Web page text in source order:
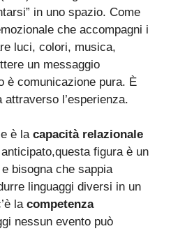
in uno spazio. Come
che accompagni i
luci, colori, musica,
un messaggio
è comunicazione pura. È
attraverso l’esperienza.
è la capacità relazionale
figura è un
bisogna che sappia
linguaggi diversi in un
la competenza
nessun evento può